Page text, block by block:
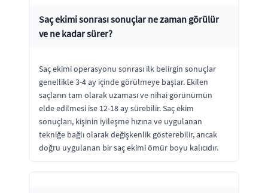
Saç ekimi sonrası sonuçlar ne zaman görülür
ve ne kadar sürer?
Saç ekimi operasyonu sonrası ilk belirgin sonuçlar
genellikle 3-4 ay içinde görülmeye başlar. Ekilen
saçların tam olarak uzaması ve nihai görünümün
elde edilmesi ise 12-18 ay sürebilir. Saç ekim
sonuçları, kişinin iyileşme hızına ve uygulanan
tekniğe bağlı olarak değişkenlik gösterebilir, ancak
doğru uygulanan bir saç ekimi ömür boyu kalıcıdır.